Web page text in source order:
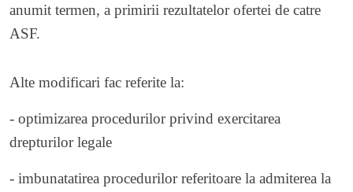
anumit termen, a primirii rezultatelor ofertei de catre
ASF.
Alte modificari fac referite la:
- optimizarea procedurilor privind exercitarea
drepturilor legale
- imbunatatirea procedurilor referitoare la admiterea la